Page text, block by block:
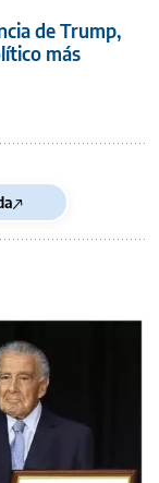
de Trump,
más